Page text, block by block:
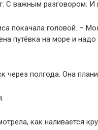
С важным разговором. И
покачала головой. –
путёвка на море и
через полгода. Она
как наливается